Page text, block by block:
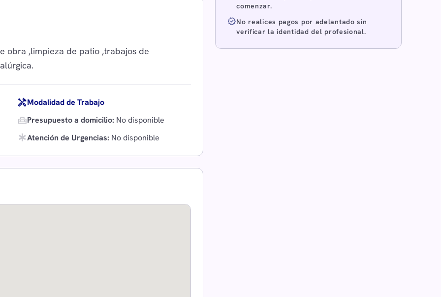
obra ,limpieza de patio ,trabajos de
handymanModalidad de Trabajo
home_repair_servicePresupuesto a domicilio: No disponible
emergencyAtención de Urgencias: No disponible
comenzar.
verifiedNo realices pagos por adelantado sin
verificar la identidad del profesional.